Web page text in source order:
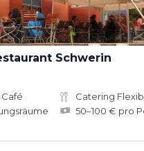
Schwerin
Catering
50–100 € pro